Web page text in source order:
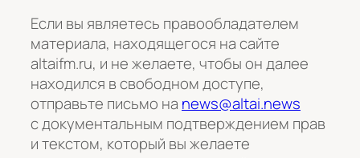
Если вы являетесь правообладателем
материала, находящегося на сайте
altaifm.ru, и не желаете, чтобы он далее
находился в свободном доступе,
отправьте письмо на news@altai.news
с документальным подтверждением прав
и текстом, который вы желаете